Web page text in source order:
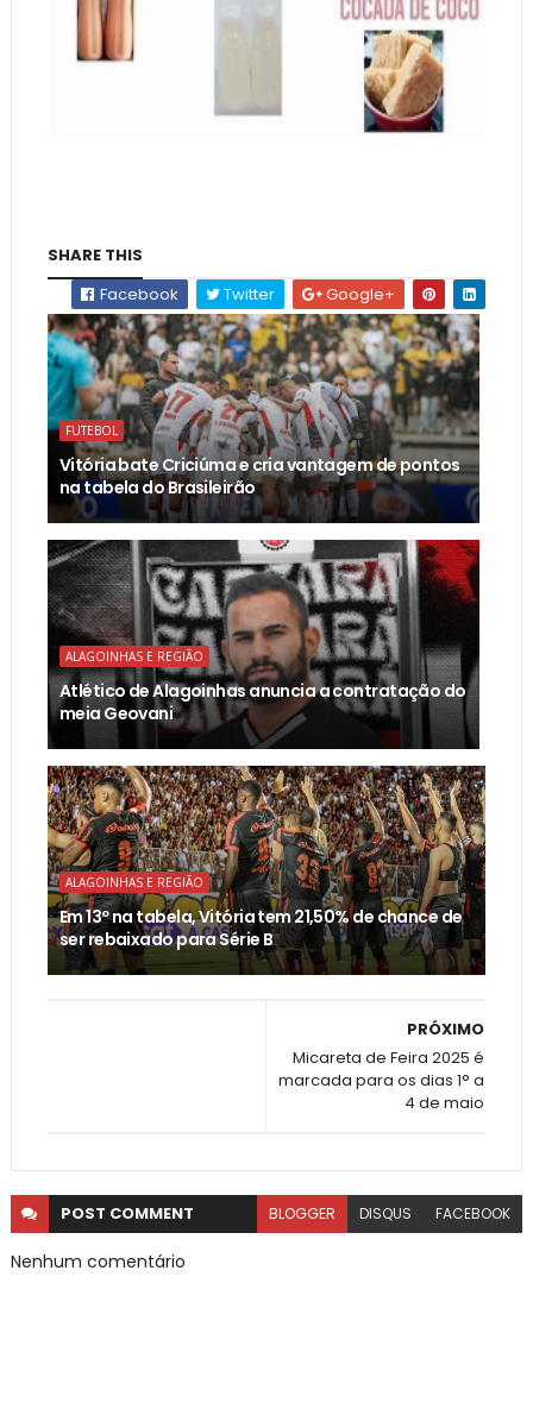
SHARE THIS
Facebook
Twitter Google+
FUTEBOL
Vitória bate Criciúma e cria vantagem de pontos
na tabela do Brasileirão
ALAGOINHAS E REGIÃO
Atlético de Alagoinhas anuncia a contratação do
meia Geovani
ALAGOINHAS E REGIÃO
Em 13º na tabela, Vitória tem 21,50% de chance de
ser rebaixado para Série B
PRÓXIMO
Micareta de Feira 2025 é
marcada para os dias 1° a
4 de maio
POST COMMENT BLOGGER DISQUS FACEBOOK
Nenhum comentário